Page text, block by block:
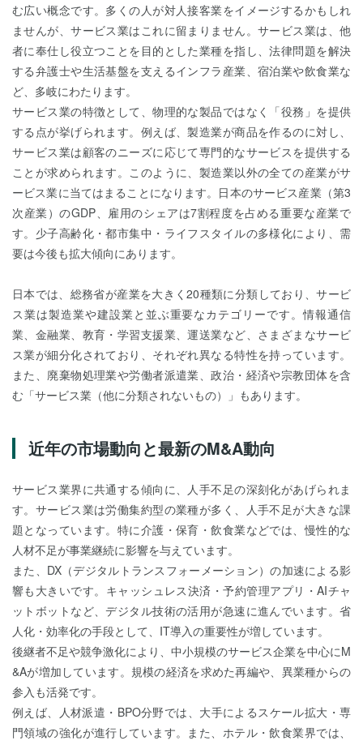
む広い概念です。多くの人が対人接客業をイメージするかもしれ
ませんが、サービス業はこれに留まりません。サービス業は、他
者に奉仕し役立つことを目的とした業種を指し、法律問題を解決
する弁護士や生活基盤を支えるインフラ産業、宿泊業や飲食業な
ど、多岐にわたります。
サービス業の特徴として、物理的な製品ではなく「役務」を提供
する点が挙げられます。例えば、製造業が商品を作るのに対し、
サービス業は顧客のニーズに応じて専門的なサービスを提供する
ことが求められます。このように、製造業以外の全ての産業がサ
ービス業に当てはまることになります。日本のサービス産業（第3
次産業）のGDP、雇用のシェアは7割程度を占める重要な産業で
す。少子高齢化・都市集中・ライフスタイルの多様化により、需
要は今後も拡大傾向にあります。
日本では、総務省が産業を大きく20種類に分類しており、サービ
ス業は製造業や建設業と並ぶ重要なカテゴリーです。情報通信
業、金融業、教育・学習支援業、運送業など、さまざまなサービ
ス業が細分化されており、それぞれ異なる特性を持っています。
また、廃棄物処理業や労働者派遣業、政治・経済や宗教団体を含
む「サービス業（他に分類されないもの）」もあります。
近年の市場動向と最新のM&A動向
サービス業界に共通する傾向に、人手不足の深刻化があげられま
す。サービス業は労働集約型の業種が多く、人手不足が大きな課
題となっています。特に介護・保育・飲食業などでは、慢性的な
人材不足が事業継続に影響を与えています。
また、DX（デジタルトランスフォーメーション）の加速による影
響も大きいです。キャッシュレス決済・予約管理アプリ・AIチャ
ットボットなど、デジタル技術の活用が急速に進んでいます。省
人化・効率化の手段として、IT導入の重要性が増しています。
後継者不足や競争激化により、中小規模のサービス企業を中心にM
&Aが増加しています。規模の経済を求めた再編や、異業種からの
参入も活発です。
例えば、人材派遣・BPO分野では、大手によるスケール拡大・専
門領域の強化が進行しています。また、ホテル・飲食業界では、